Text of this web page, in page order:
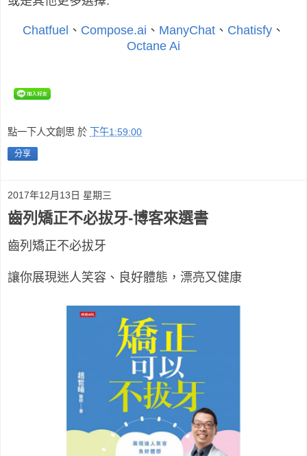
Chatfuel 、 Compose.ai 、 ManyChat 、 Chatisfy 、
Octane Ai
點一下人文創思 於 下午1:59:00
分享
2017年12月13日 星期三
齒列矯正不必拔牙-博客來選書
齒列矯正不必拔牙
讓你展現迷人笑容、良好體態，漂亮又健康